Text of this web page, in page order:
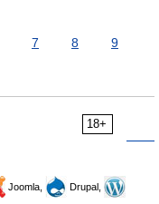
7 8
9
18+
Joomla,
Drupal,